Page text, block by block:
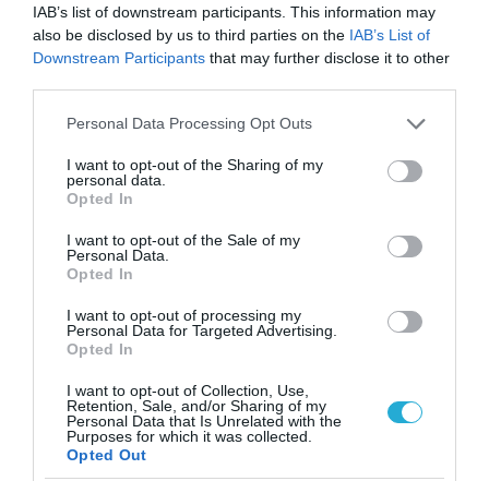
IAB’s list of downstream participants. This information may
also be disclosed by us to third parties on the IAB’s List of
Downstream Participants that may further disclose it to other
Please note that this website/app uses one or more Google
not limited to your visit or usage behaviour. You may click to
grant or deny consent to Google and its third-party tags to
use your data for below specified purposes in below Google
consent section.
Personal Data Processing Opt Outs
I want to opt-out of the Sharing of my
personal data.
Opted In
I want to opt-out of the Sale of my
Personal Data.
Opted In
I want to opt-out of processing my
Personal Data for Targeted Advertising.
Opted In
I want to opt-out of Collection, Use,
Retention, Sale, and/or Sharing of my
Personal Data that Is Unrelated with the
Purposes for which it was collected.
Opted Out
για τη χρηματοδότηση
των ελληνικών
επιχειρήσεων στον
χώρο της άμυνας
31.07.2026
βαλίτσα του φετινού
υπογραφή της Xiaomi
31.07.2026
ΟΛΗ Η ΡΟΗ ΕΙΔΗΣΕΩΝ